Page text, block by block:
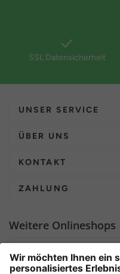
SSL Datensicherheit
UNSER SERVICE
ÜBER UNS
KONTAKT
ZAHLUNG
Weitere Onlineshops